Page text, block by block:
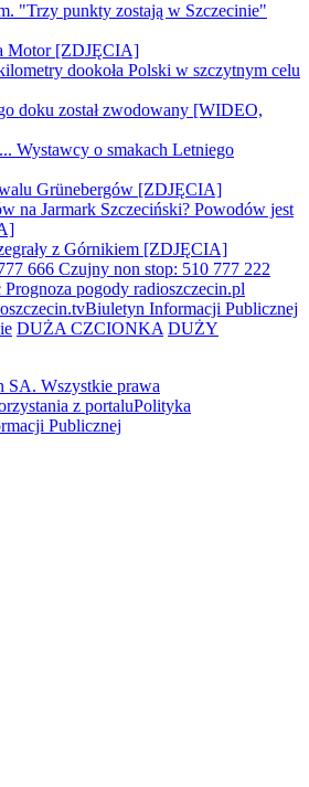
"Trzy punkty zostają w Szczecinie"
Motor [ZDJĘCIA]
dookoła Polski w szczytnym celu
doku został zwodowany [WIDEO,
Wystawcy o smakach Letniego
Grünebergów [ZDJĘCIA]
na Jarmark Szczeciński? Powodów jest
z Górnikiem [ZDJĘCIA]
666 Czujny non stop: 510 777 222
Prognoza pogody radioszczecin.pl
Biuletyn Informacji Publicznej
DUŻA CZCIONKA DUŻY
SA. Wszystkie prawa
z portaluPolityka
Publicznej